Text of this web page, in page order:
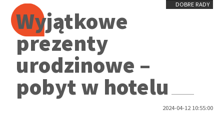
DOBRE RADY
Wyjątkowe
prezenty
urodzinowe –
pobyt w hotelu
2024-04-12 10:55:00